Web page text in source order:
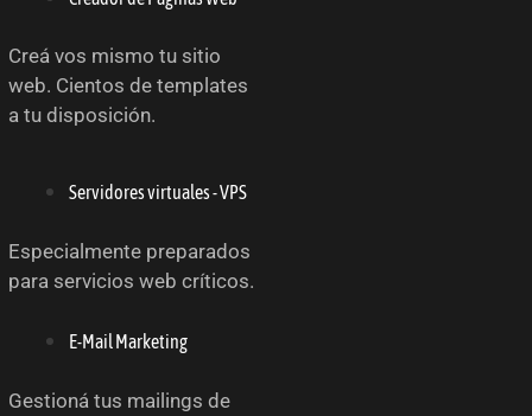
Creá vos mismo tu sitio
web. Cientos de templates
a tu disposición.
Servidores virtuales - VPS
Especialmente preparados
para servicios web críticos.
E-Mail Marketing
Gestioná tus mailings de